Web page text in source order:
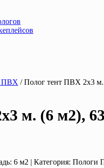
ПВХ / Полог тент ПВХ 2х3 м.
м. (6 м2),
6 м2 | Категория: Пологи